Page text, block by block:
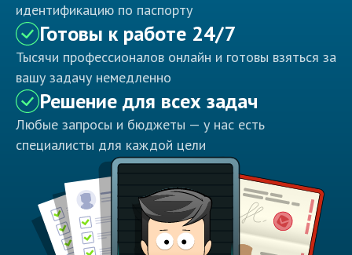
идентификацию по паспорту
Готовы к работе 24/7
Тысячи профессионалов онлайн и готовы взяться за
вашу задачу немедленно
Решение для всех задач
Любые запросы и бюджеты — у нас есть
специалисты для каждой цели